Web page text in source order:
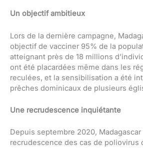
Un objectif ambitieux
Lors de la dernière campagne,
objectif de vacciner 95% de la
atteignant près de 18 millions
ont été placardées même dans les
reculées, et la sensibilisation a été
prêches dominicaux de plusieurs
Une recrudescence inquiétante
Depuis septembre 2020,
recrudescence des cas de poliovirus